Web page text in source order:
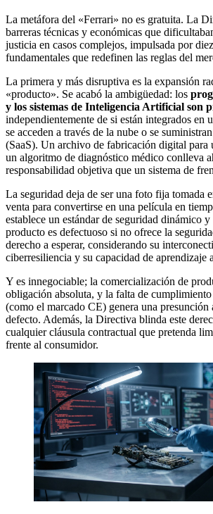
La metáfora del «Ferrari» no es gratuita. La
barreras técnicas y económicas que
justicia en casos complejos, impulsada por
fundamentales que redefinen las reglas del
La primera y más disruptiva es la expansión
«producto». Se acabó la ambigüedad: los
y los sistemas de Inteligencia Artificial son
independientemente de si están integrados en
se acceden a través de la nube o se
(SaaS). Un archivo de fabricación digital para
un algoritmo de diagnóstico médico conlleva
responsabilidad objetiva que un sistema de
La seguridad deja de ser una foto fija tomada
venta para convertirse en una película en
establece un estándar de seguridad dinámico
producto es defectuoso si no ofrece la
derecho a esperar, considerando su
ciberresiliencia y su capacidad de aprendizaje
Y es innegociable; la comercialización de
obligación absoluta, y la falta de
(como el marcado CE) genera una presunción
defecto. Además, la Directiva blinda este
cualquier cláusula contractual que pretenda
frente al consumidor.